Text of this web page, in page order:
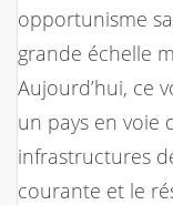
opportunisme
grande échelle
Aujourd’hui, ce
un pays en voie
infrastructures
courante et le